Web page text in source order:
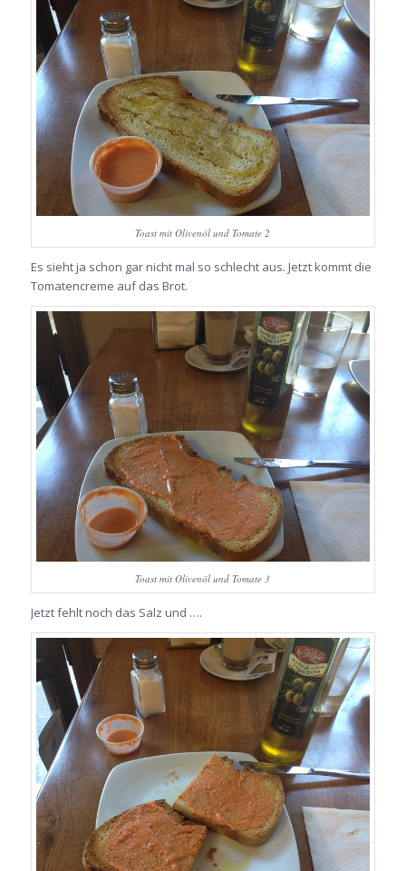
Toast mit Olivenöl und Tomate 2
Es sieht ja schon gar nicht mal so schlecht aus. Jetzt kommt die
Tomatencreme auf das Brot.
Toast mit Olivenöl und Tomate 3
Jetzt fehlt noch das Salz und ….